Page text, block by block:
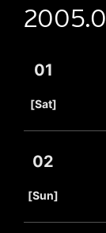
01
[Sat]
02
[Sun]